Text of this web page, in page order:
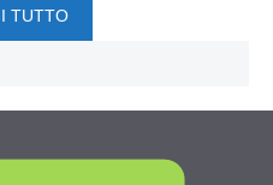
TUTTO